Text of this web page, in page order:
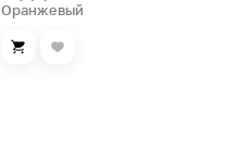
Оранжевый